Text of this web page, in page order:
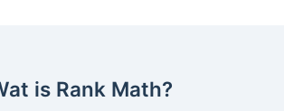
is Rank Math?